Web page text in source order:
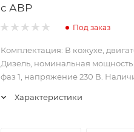
с АВР
Под заказ
Комплектация: В кожухе,
Дизель, номинальная мощность
фаз 1, напряжение 230 В.
Характеристики